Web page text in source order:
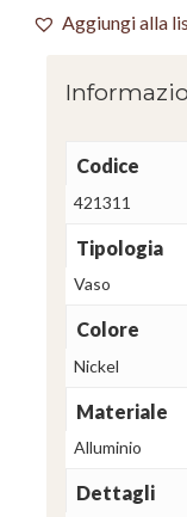
Aggiungi alla
Codice
421311
Tipologia
Vaso
Colore
Nickel
Materiale
Alluminio
Dettagli